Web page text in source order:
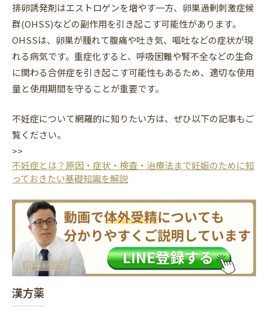
排卵誘発剤はエストロゲンを増やす一方、卵巣過剰刺激症候
群(OHSS)などの副作用を引き起こす可能性があります。
OHSSは、卵巣が腫れて腹痛や吐き気、嘔吐などの症状が現
れる病気です。重症化すると、呼吸困難や腎不全などの生命
に関わる合併症を引き起こす可能性もあるため、適切な使用
量と使用期間を守ることが重要です。
不妊症について網羅的に知りたい方は、ぜひ以下の記事もご
覧ください。
>>
不妊症とは？原因・症状・検査・治療法まで妊娠のために知
っておきたい基礎知識を解説
漢方薬